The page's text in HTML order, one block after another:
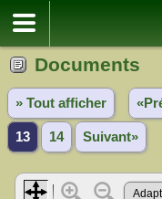
Documents
» Tout afficher
13 14 Suivant»